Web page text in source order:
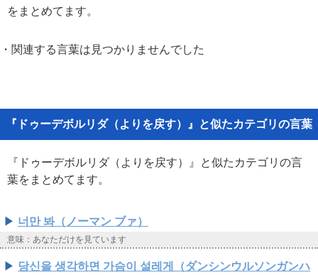
をまとめてます。
・関連する言葉は見つかりませんでした
『ドゥーデボルリダ（よりを戻す）』と似たカテゴリの言葉
『ドゥーデボルリダ（よりを戻す）』と似たカテゴリの言
葉をまとめてます。
너만 봐（ノーマン ブァ）
意味：あなただけを見ています
당신을 생각하면 가슴이 설레게（ダンシンウルソンガンハ